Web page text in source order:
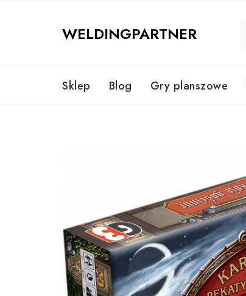
WELDINGPARTNER
Sklep Blog Gry planszowe